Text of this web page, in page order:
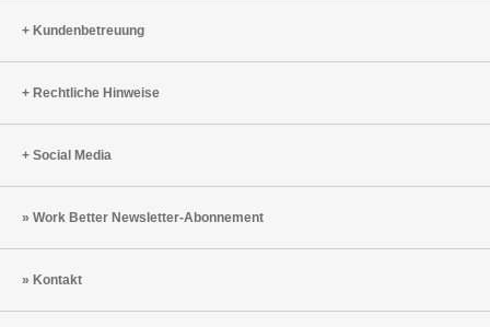
Kundenbetreuung
Rechtliche Hinweise
Social Media
Work Better Newsletter-Abonnement
Kontakt